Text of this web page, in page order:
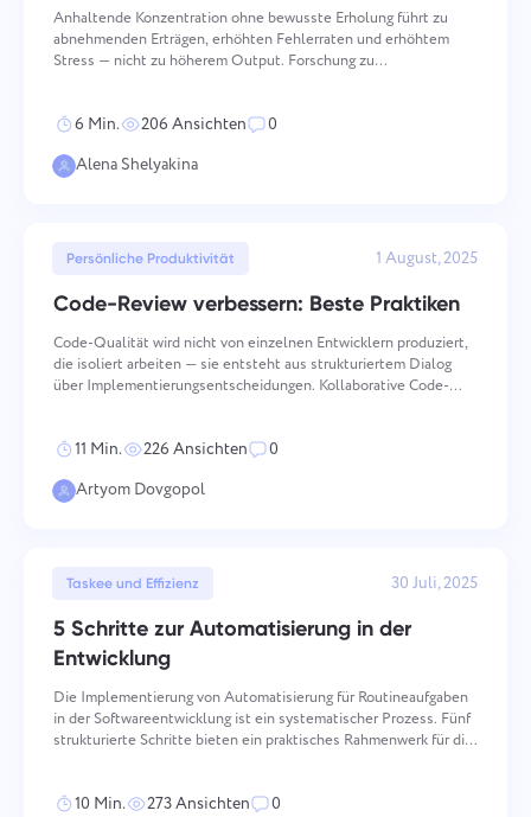
Anhaltende Konzentration ohne bewusste Erholung führt zu
abnehmenden Erträgen, erhöhten Fehlerraten und erhöhtem
Stress — nicht zu höherem Output. Forschung zu
und die Ges
6 Min. 206 Ansichten
0
Alena Shelyakina
Persönliche Produktivität 1 August, 2025
Code-Review verbessern: Beste Praktiken
Code-Qualität wird nicht von einzelnen Entwicklern produziert,
die isoliert arbeiten — sie entsteht aus strukturiertem Dialog
über Implementierungsentscheidungen. Kollaborative Code-
11 Min. 226 Ansichten
0
Artyom Dovgopol
Taskee und Effizienz 30 Juli, 2025
5 Schritte zur Automatisierung in der
Entwicklung
Die Implementierung von Automatisierung für Routineaufgaben
in der Softwareentwicklung ist ein systematischer Prozess. Fünf
strukturierte Schritte bieten ein praktisches Rahmenwerk für die
10 Min. 273 Ansichten
0
Einen Übersetzungsfehler
zusammen mit der richtigen Option an
Dateien durchsuchen oder ziehen und ablegen
Telefonische Nummer
Email
Senden
Durch Klicken auf die Schaltfläche „Senden" stimmen
Sie der Verarbeitung Ihrer personenbezogenen Daten
gemäß den
Datenschutzbestimmungen.
Bitte beschreiben Sie das Problem, auf das Sie
gestoßen sind, detailliert und mit spezifischen
Informationen und fügen Sie alle relevanten
Dateien bei. Ihre aktive Beteiligung hilft uns, die
Benutzererfahrung zu verbessern und einen
besseren Service für alle zu gewährleisten.
Senden
successfully
Danke, dass Sie Teil von Taskee
Schlagen Sie Ihre Funktion vor
Funktion
Durch Klicken auf den Button bestätigen Sie
Ihre Zustimmung zur Verarbeitung von
personenbezogene Daten.